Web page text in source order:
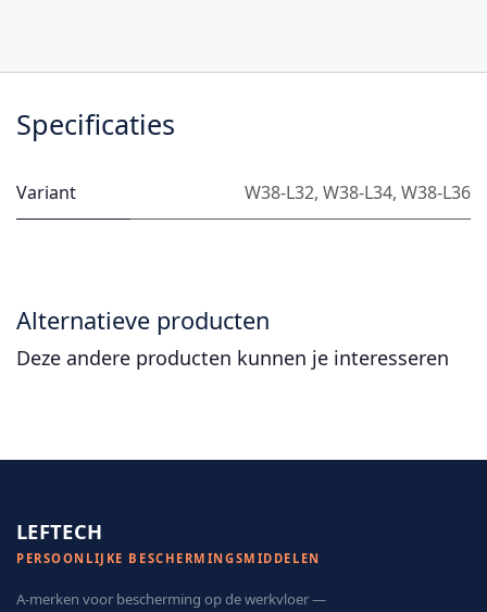
Specificaties
Variant W38-L32, W38-L34, W38-L36
Alternatieve producten
Deze andere producten kunnen je interesseren
LEFTECH
PERSOONLIJKE BESCHERMINGSMIDDELEN
A-merken voor bescherming op de werkvloer —